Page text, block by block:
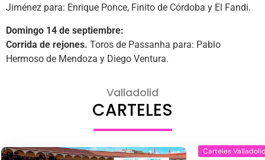
Jiménez para: Enrique Ponce, Finito de Córdoba y El Fandi.
Domingo 14 de septiembre:
Corrida de rejones. Toros de Passanha para: Pablo
Hermoso de Mendoza y Diego Ventura.
Valladolid
CARTELES
Carteles